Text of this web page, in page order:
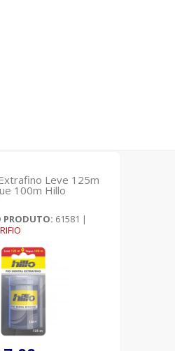
Leve 125m
100m Hillo
PRODUTO: 61581 |